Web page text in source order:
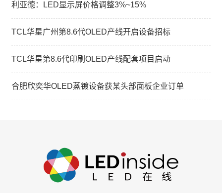
利亚德：LED显示屏价格调整3%~15%
TCL华星广州第8.6代OLED产线开启设备招标
TCL华星第8.6代印刷OLED产线配套项目启动
合肥欣奕华OLED蒸镀设备获某头部面板企业订单